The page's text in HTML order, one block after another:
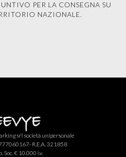
PER LA CONSEGNA SU
NAZIONALE.
srl società unipersonale
R.E.A. 321858
Soc. € 10.000 i.v.